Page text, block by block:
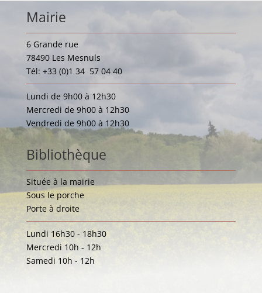
Mairie
6 Grande rue
78490 Les Mesnuls
Tél: +33 (0)1 34 57 04 40
Lundi de 9h00 à 12h30
Mercredi de 9h00 à 12h30
Vendredi de 9h00 à 12h30
Bibliothèque
Située à la mairie
Sous le porche
Porte à droite
Lundi 16h30 - 18h30
Mercredi 10h - 12h
Samedi 10h - 12h